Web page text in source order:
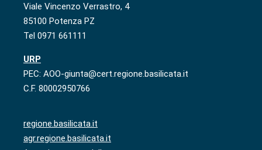
Viale Vincenzo Verrastro, 4
85100 Potenza PZ
Tel 0971 661111
URP
PEC: AOO-giunta@cert.regione.basilicata.it
C.F. 80002950766
regione.basilicata.it
agr.regione.basilicata.it